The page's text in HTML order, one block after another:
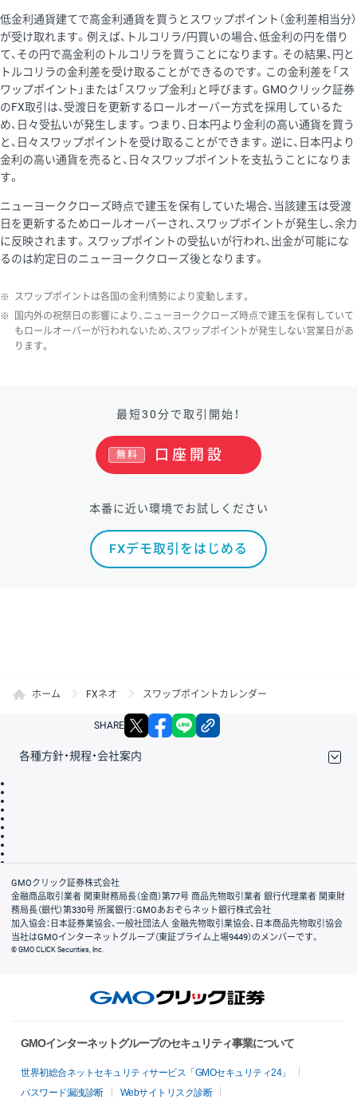
低金利通貨建てで高金利通貨を買うとスワップポイント（金利差相当分）
が受け取れます。例えば、トルコリラ/円買いの場合、低金利の円を借り
て、その円で高金利のトルコリラを買うことになります。その結果、円と
トルコリラの金利差を受け取ることができるのです。この金利差を「ス
ワップポイント」または「スワップ金利」と呼びます。GMOクリック証券
のFX取引は、受渡日を更新するロールオーバー方式を採用しているた
め、日々受払いが発生します。つまり、日本円より金利の高い通貨を買う
と、日々スワップポイントを受け取ることができます。逆に、日本円より
金利の高い通貨を売ると、日々スワップポイントを支払うことになりま
す。
ニューヨーククローズ時点で建玉を保有していた場合、当該建玉は受渡
日を更新するためロールオーバーされ、スワップポイントが発生し、余力
に反映されます。スワップポイントの受払いが行われ、出金が可能にな
るのは約定日のニューヨーククローズ後となります。
※ スワップポイントは各国の金利情勢により変動します。
※
国内外の祝祭日の影響により、ニューヨーククローズ時点で建玉を保有していて
もロールオーバーが行われないため、スワップポイントが発生しない営業日があ
ります。
最短30分で取引開始！
口座開設
無料
本番に近い環境でお試しください
FXデモ取引をはじめる
ホーム FXネオ スワップポイントカレンダー
SHARE X facebook
各種方針・規程・会社案内
会社案内
GMOクリック証券株式会社
金融商品取引業者 関東財務局長（金商）第77号 商品先物取引業者 銀行代理業者 関東財
務局長（銀代）第330号 所属銀行：GMOあおぞらネット銀行株式会社
加入協会：日本証券業協会、一般社団法人 金融先物取引業協会、日本商品先物取引協会
当社はGMOインターネットグループ（東証プライム上場9449）のメンバーです。
© GMO CLICK Securities, Inc.
GMOインターネットグループのセキュリティ事業について
世界初総合ネットセキュリティサービス「GMOセキュリティ24」
パスワード漏洩診断
Webサイトリスク診断